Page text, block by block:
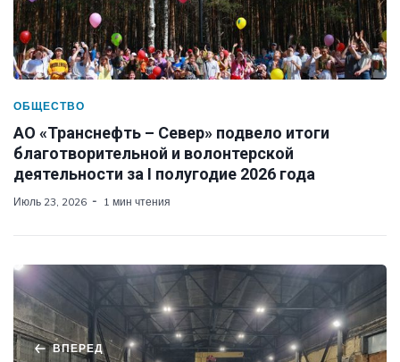
ОБЩЕСТВО
АО «Транснефть – Север» подвело итоги
благотворительной и волонтерской
деятельности за I полугодие 2026 года
Июль 23, 2026 1 мин чтения
ВПЕРЕД